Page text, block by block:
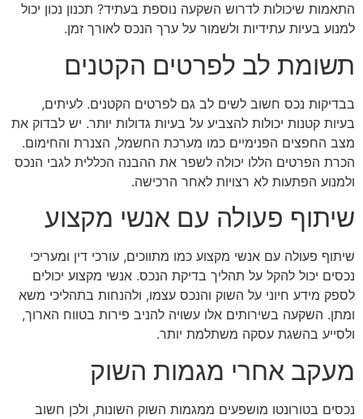
התאמות שיכולות לדרוש השקעה נוספת בעתיד? תכנון נכון יכול
למנוע בעיות עתידיות ולשמור על ערך הנכס לאורך זמן.
תשומת לב לפרטים הקטנים
בבדיקות נכס חשוב לשים לב גם לפרטים הקטנים. לעיתים,
בעיות קטנות יכולות להצביע על בעיות גדולות יותר. יש לבדוק את
מצב החפצים הפנימיים כמו מערכת החשמל, הצנרת והחימום.
הכרת הפרטים הללו יכולה לשפר את ההבנה הכללית לגבי הנכס
ולמנוע הפתעות לא רצויות לאחר הרכישה.
שיתוף פעולה עם אנשי מקצוע
שיתוף פעולה עם אנשי מקצוע כמו מתווכים, עורכי דין ומעריכי
נכסים יכול להקל על תהליך בדיקת הנכס. אנשי מקצוע יכולים
לספק מידע חיוני על השוק והנכס עצמו, ולהנחות בתהליכי משא
ומתן. השקעה בשירותים אלו עשויה להניב פירות בטווח הארוך,
ולסייע בהשגת עסקה משתלמת יותר.
מעקב אחרי מגמות השוק
נכסים בטורונטו מושפעים ממגמות השוק השונות, ולכן חשוב